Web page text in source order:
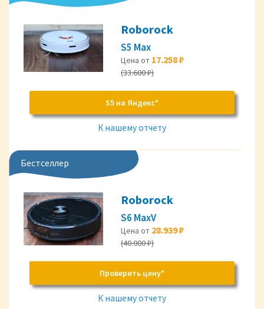
Roborock
S5 Max
Цена от 17.258 ₽
(33.600 ₽)
S5 на Яндекс*
К нашему отчету
Бестселлер
Roborock
S6 MaxV
Цена от 28.939 ₽
(40.000 ₽)
Проверить цену*
К нашему отчету